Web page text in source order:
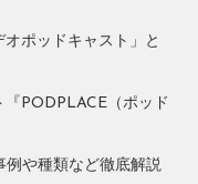
ポッドキャスト」と
PODPLACE（ポッド
や種類など徹底解説